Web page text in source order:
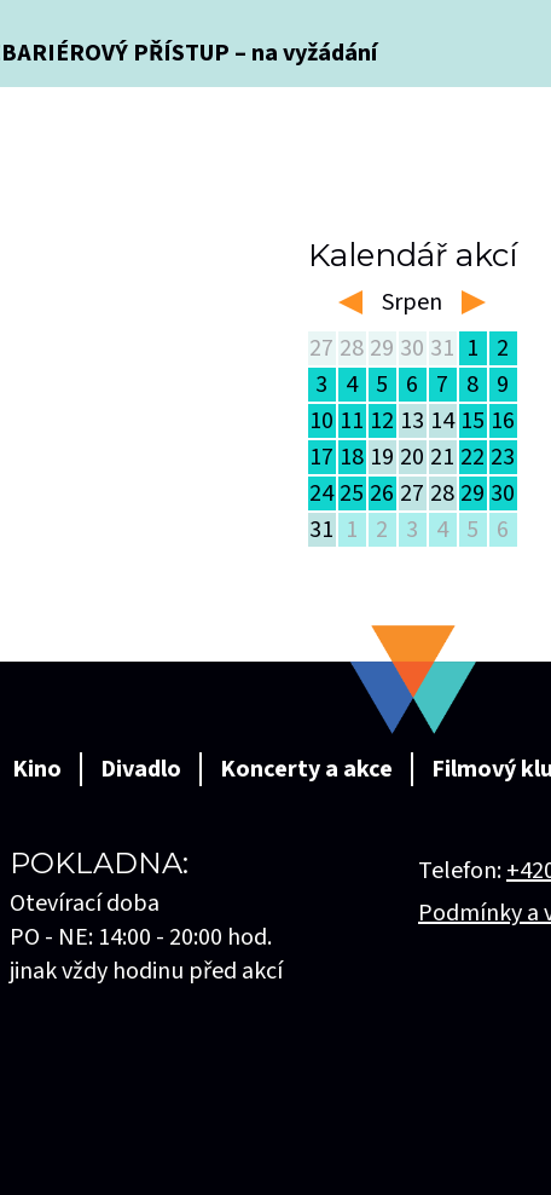
PŘÍSTUP – na vyžádání
Kalendář akcí
left Srpen right
27 28 29 30 31 1
2
3
4 5 6 7 8 9
10 11 12 13 14 15 16
17 18 19 20 21 22 23
24 25 26 27 28 29 30
31 1 2 3 4 5 6
Kino Divadlo Koncerty a akce Filmový
POKLADNA:
Otevírací doba
PO - NE: 14:00 - 20:00 hod.
jinak vždy hodinu před akcí
Telefon:
Podmínky a